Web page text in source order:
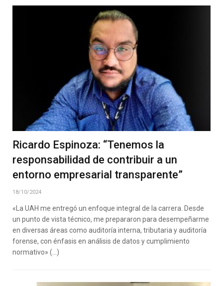
Ricardo Espinoza: “Tenemos la
responsabilidad de contribuir a un
entorno empresarial transparente”
18/10/2024
«La UAH me entregó un enfoque integral de la carrera. Desde
un punto de vista técnico, me prepararon para desempeñarme
en diversas áreas como auditoría interna, tributaria y auditoría
forense, con énfasis en análisis de datos y cumplimiento
normativo» (…)